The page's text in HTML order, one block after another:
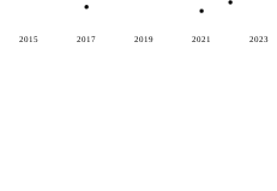
2015 2017 2019 2021 2023